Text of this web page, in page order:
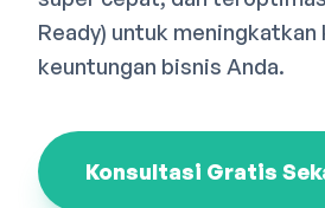
Bahasa Indonesia English
Ready) untuk
keuntungan bisnis Anda.
Konsultasi Gratis